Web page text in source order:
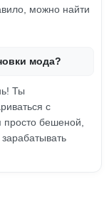
можно найти
мода?
Ты
с
бешеной,